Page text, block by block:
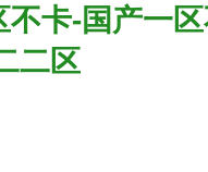
卡-国产一
二区